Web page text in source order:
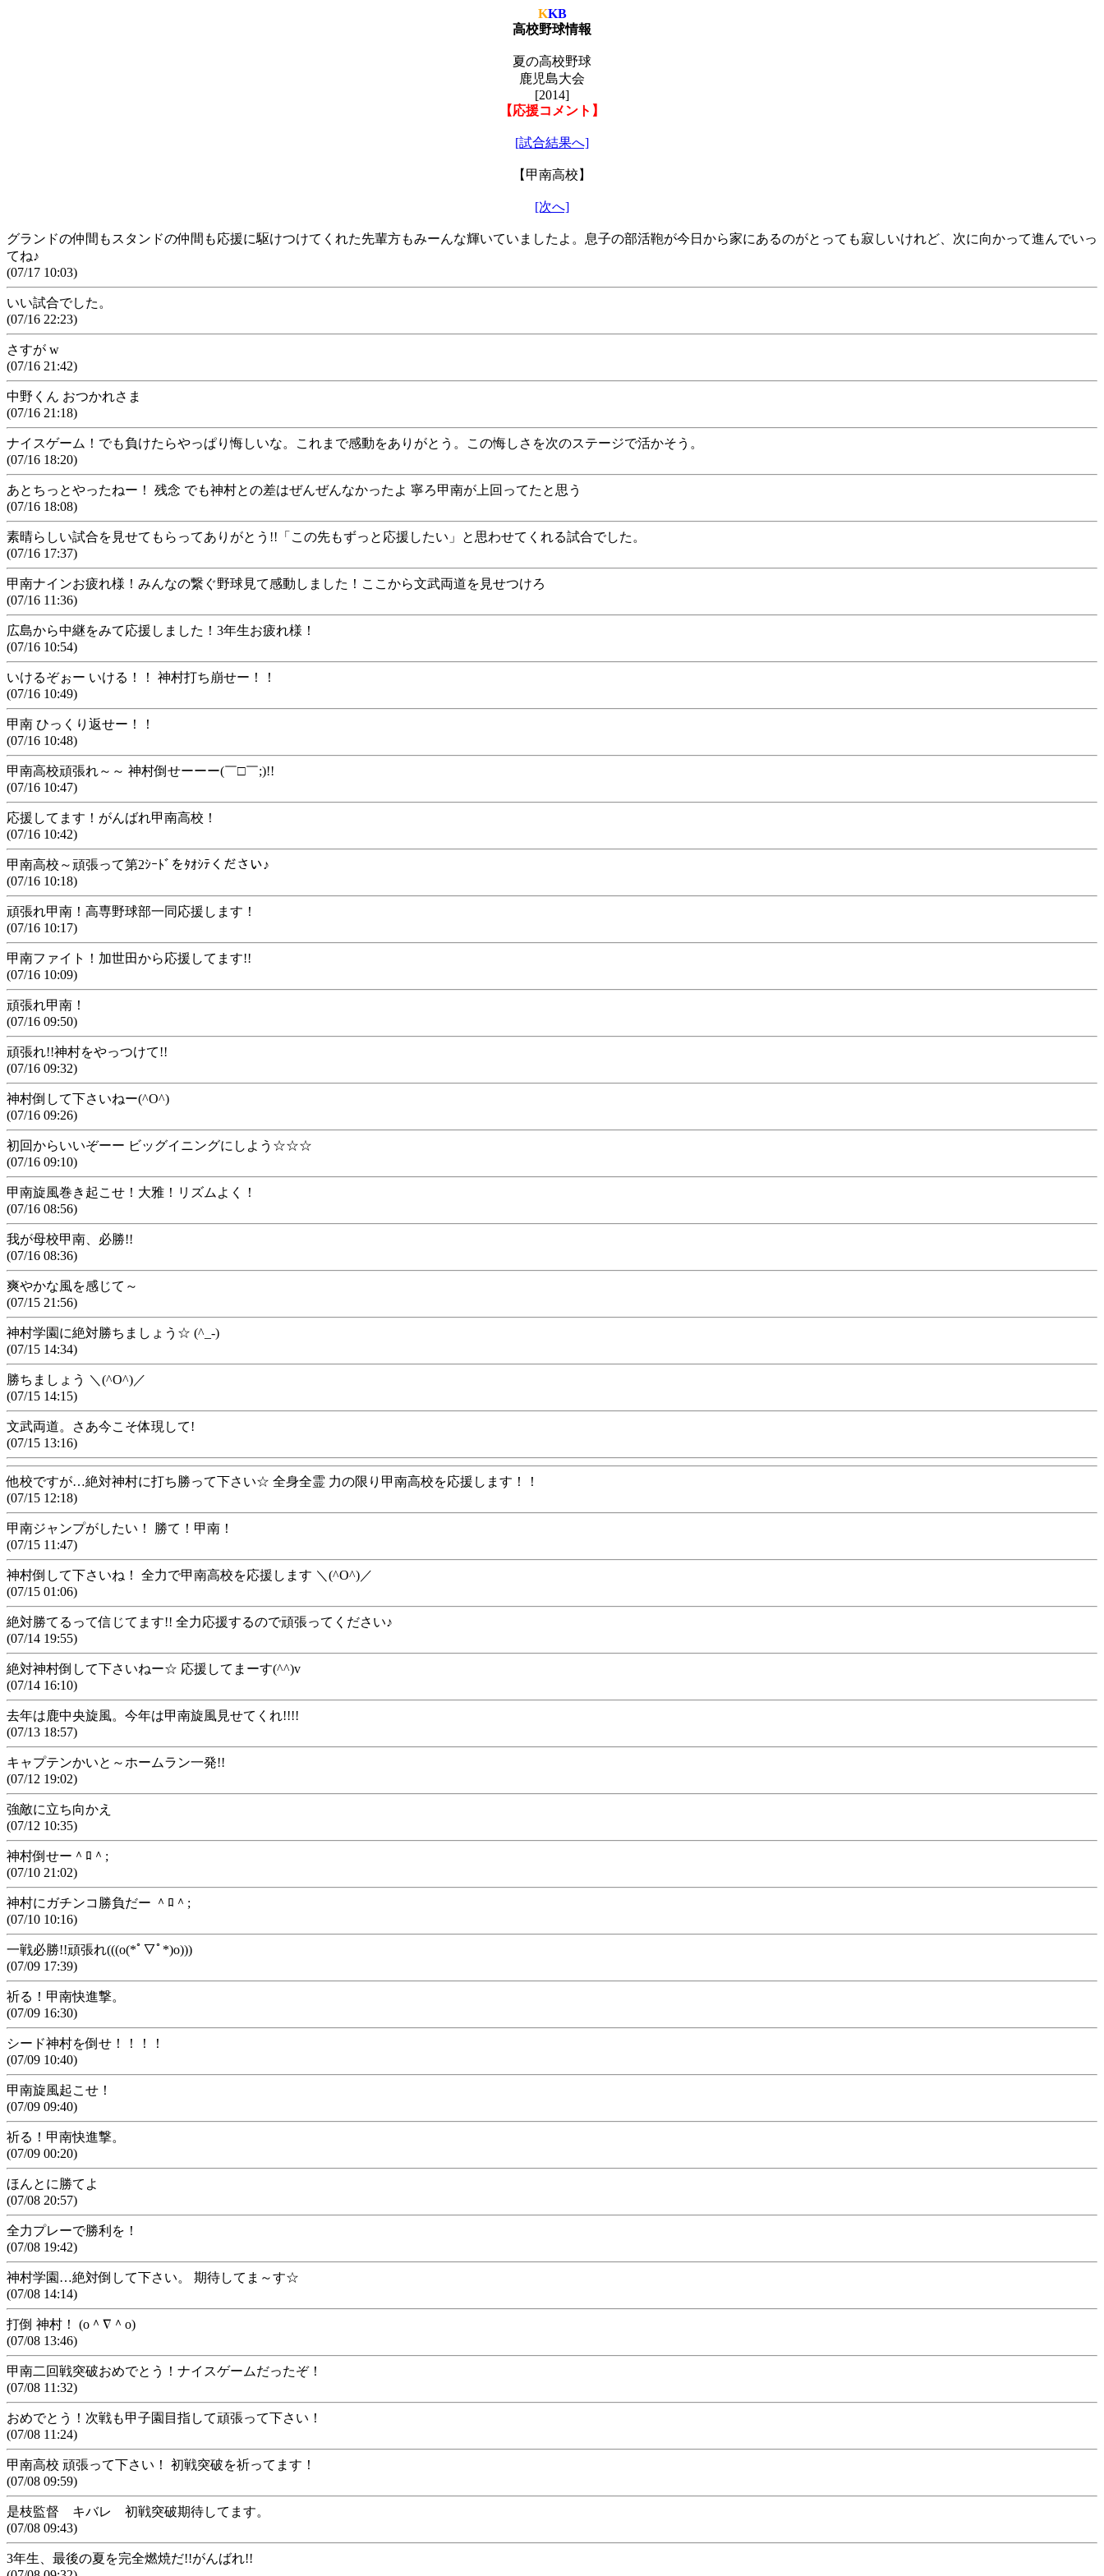
KKB
高校野球情報
夏の高校野球
鹿児島大会
[2014]
【応援コメント】
[試合結果へ]
【甲南高校】
[次へ]
グランドの仲間もスタンドの仲間も応援に駆けつけてくれた先輩方もみーんな輝いていましたよ。息子の部活鞄が今日から家にあるのがとっても寂しいけれど、次に向かって進んでいっ
てね♪
(07/17 10:03)
いい試合でした。
(07/16 22:23)
さすが w
(07/16 21:42)
中野くん おつかれさま
(07/16 21:18)
ナイスゲーム！でも負けたらやっぱり悔しいな。これまで感動をありがとう。この悔しさを次のステージで活かそう。
(07/16 18:20)
あとちっとやったねー！ 残念 でも神村との差はぜんぜんなかったよ 寧ろ甲南が上回ってたと思う
(07/16 18:08)
素晴らしい試合を見せてもらってありがとう!!「この先もずっと応援したい」と思わせてくれる試合でした。
(07/16 17:37)
甲南ナインお疲れ様！みんなの繋ぐ野球見て感動しました！ここから文武両道を見せつけろ
(07/16 11:36)
広島から中継をみて応援しました！3年生お疲れ様！
(07/16 10:54)
いけるぞぉー いける！！ 神村打ち崩せー！！
(07/16 10:49)
甲南 ひっくり返せー！！
(07/16 10:48)
甲南高校頑張れ～～ 神村倒せーーー(￣□￣;)!!
(07/16 10:47)
応援してます！がんばれ甲南高校！
(07/16 10:42)
甲南高校～頑張って第2ｼｰﾄﾞをﾀｵｼﾃください♪
(07/16 10:18)
頑張れ甲南！高専野球部一同応援します！
(07/16 10:17)
甲南ファイト！加世田から応援してます!!
(07/16 10:09)
頑張れ甲南！
(07/16 09:50)
頑張れ!!神村をやっつけて!!
(07/16 09:32)
神村倒して下さいねー(^O^)
(07/16 09:26)
初回からいいぞーー ビッグイニングにしよう☆☆☆
(07/16 09:10)
甲南旋風巻き起こせ！大雅！リズムよく！
(07/16 08:56)
我が母校甲南、必勝!!
(07/16 08:36)
爽やかな風を感じて～
(07/15 21:56)
神村学園に絶対勝ちましょう☆ (^_-)
(07/15 14:34)
勝ちましょう ＼(^O^)／
(07/15 14:15)
文武両道。さあ今こそ体現して!
(07/15 13:16)
他校ですが…絶対神村に打ち勝って下さい☆ 全身全霊 力の限り甲南高校を応援します！！
(07/15 12:18)
甲南ジャンプがしたい！ 勝て！甲南！
(07/15 11:47)
神村倒して下さいね！ 全力で甲南高校を応援します ＼(^O^)／
(07/15 01:06)
絶対勝てるって信じてます!! 全力応援するので頑張ってください♪
(07/14 19:55)
絶対神村倒して下さいねー☆ 応援してまーす(^^)v
(07/14 16:10)
去年は鹿中央旋風。今年は甲南旋風見せてくれ!!!!
(07/13 18:57)
キャプテンかいと～ホームラン一発!!
(07/12 19:02)
強敵に立ち向かえ
(07/12 10:35)
神村倒せー＾ﾛ＾;
(07/10 21:02)
神村にガチンコ勝負だー ＾ﾛ＾;
(07/10 10:16)
一戦必勝!!頑張れ(((o(*ﾟ▽ﾟ*)o)))
(07/09 17:39)
祈る！甲南快進撃。
(07/09 16:30)
シード神村を倒せ！！！！
(07/09 10:40)
甲南旋風起こせ！
(07/09 09:40)
祈る！甲南快進撃。
(07/09 00:20)
ほんとに勝てよ
(07/08 20:57)
全力プレーで勝利を！
(07/08 19:42)
神村学園…絶対倒して下さい。 期待してま～す☆
(07/08 14:14)
打倒 神村！ (о＾∇＾о)
(07/08 13:46)
甲南二回戦突破おめでとう！ナイスゲームだったぞ！
(07/08 11:32)
おめでとう！次戦も甲子園目指して頑張って下さい！
(07/08 11:24)
甲南高校 頑張って下さい！ 初戦突破を祈ってます！
(07/08 09:59)
是枝監督 キバレ 初戦突破期待してます。
(07/08 09:43)
3年生、最後の夏を完全燃焼だ!!がんばれ!!